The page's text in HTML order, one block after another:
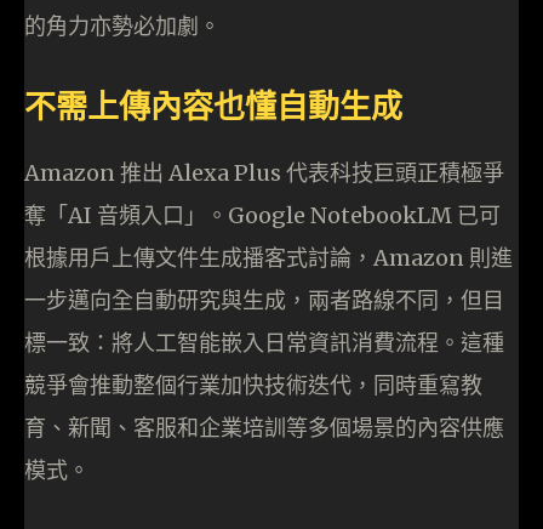
的角力亦勢必加劇。
不需上傳內容也懂自動生成
Amazon 推出 Alexa Plus 代表科技巨頭正積極爭
奪「AI 音頻入口」。Google NotebookLM 已可
根據用戶上傳文件生成播客式討論，Amazon 則進
一步邁向全自動研究與生成，兩者路線不同，但目
標一致：將人工智能嵌入日常資訊消費流程。這種
競爭會推動整個行業加快技術迭代，同時重寫教
育、新聞、客服和企業培訓等多個場景的內容供應
模式。